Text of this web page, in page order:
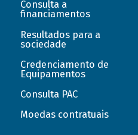
Consulta a
financiamentos
Resultados para a
sociedade
Credenciamento de
Equipamentos
Consulta PAC
Moedas contratuais